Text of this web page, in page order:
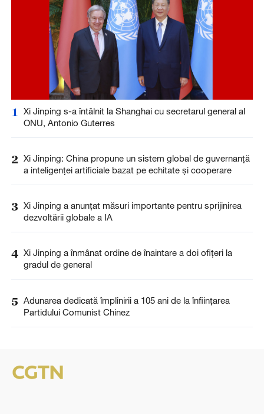
1
Xi Jinping s-a întâlnit la Shanghai cu secretarul general al
ONU, Antonio Guterres
2 Xi Jinping: China propune un sistem global de guvernanță
a inteligenței artificiale bazat pe echitate și cooperare
3 Xi Jinping a anunţat măsuri importante pentru sprijinirea
dezvoltării globale a IA
4 Xi Jinping a înmânat ordine de înaintare a doi ofițeri la
gradul de general
5 Adunarea dedicată împlinirii a 105 ani de la înființarea
Partidului Comunist Chinez